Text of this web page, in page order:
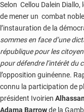
Selon Cellou Dalein
de mener un combat
l’instauration de la
sommes en face d’une
république pour les
pour défendre l’intérêt du
l’opposition guinéenne.
connu la participation de
président Ivoirien
Adama Barrowde la